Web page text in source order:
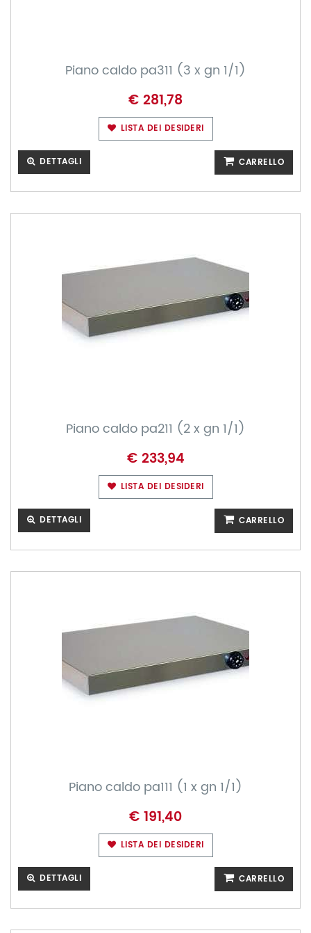
Piano caldo pa311 (3 x gn 1/1)
€ 281,78
LISTA DEI DESIDERI
DETTAGLI CARRELLO
Piano caldo pa211 (2 x gn 1/1)
€ 233,94
LISTA DEI DESIDERI
DETTAGLI CARRELLO
Piano caldo pa111 (1 x gn 1/1)
€ 191,40
LISTA DEI DESIDERI
DETTAGLI CARRELLO